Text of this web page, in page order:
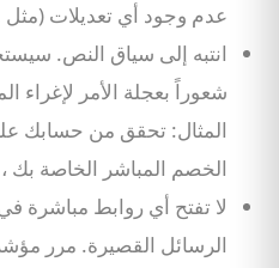
عدم وجود أي تعديلات (مثل
انتبه إلى سياق النص.
شعوراً بعجلة الأمر
المثال: تحقق من حسابك
الخصم المباشر الخاصة بك
لا تفتح أي روابط مباشرة
الرسائل القصيرة. مرر